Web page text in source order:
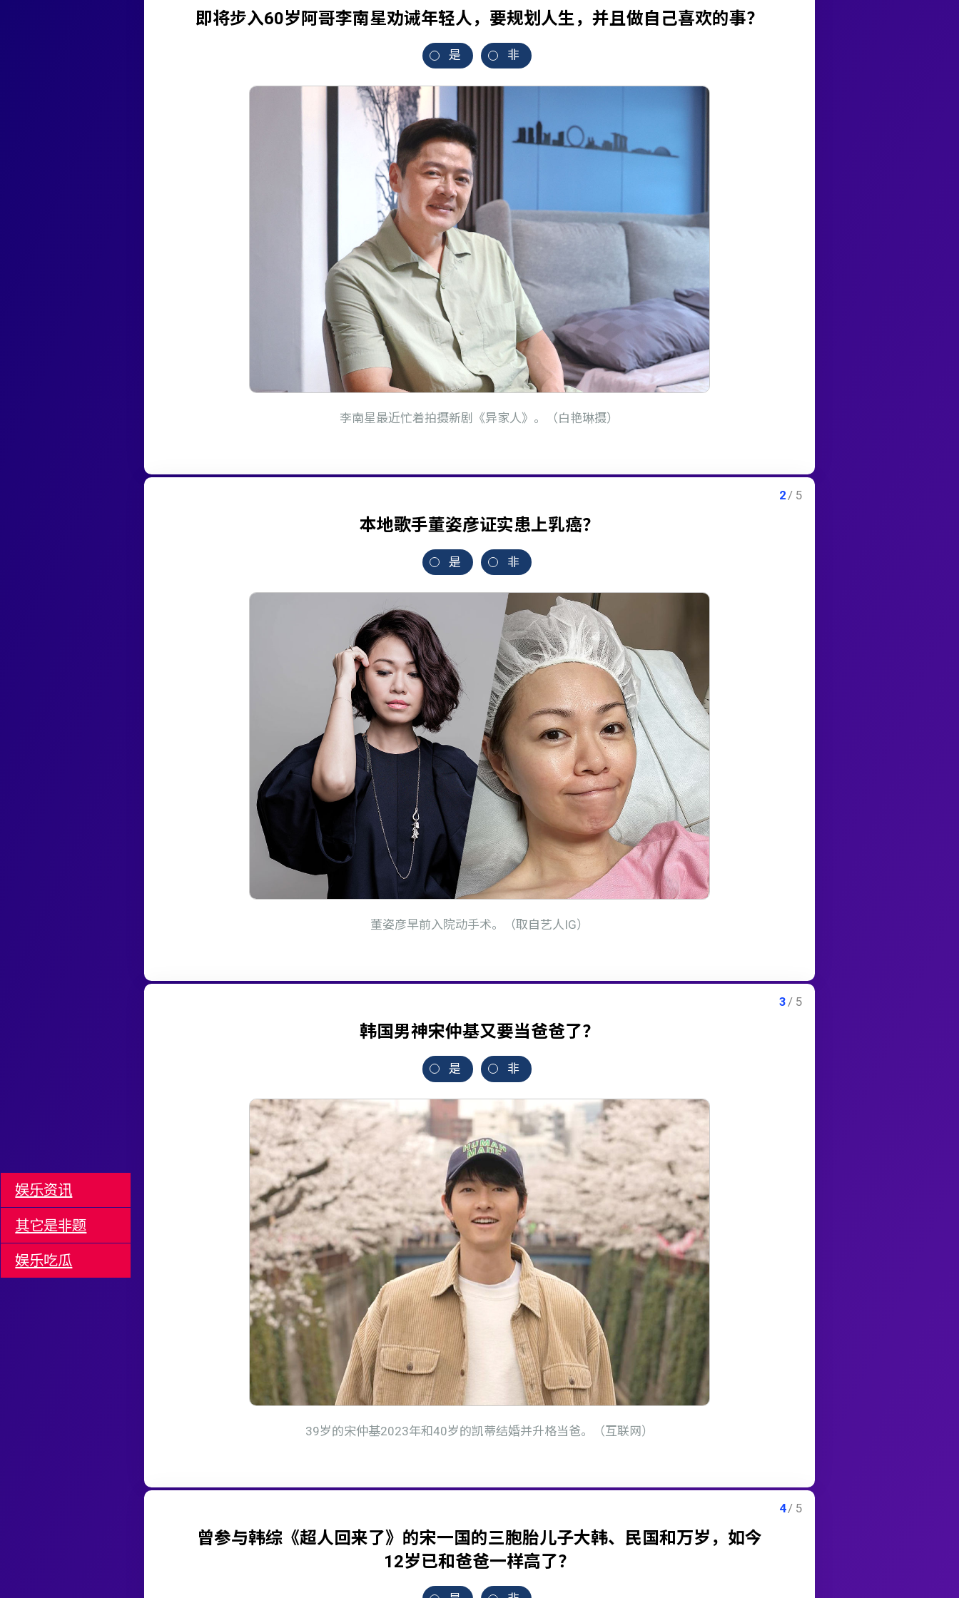
即将步入60岁阿哥李南星劝诫年轻人，要规划人生，并且做自己喜欢的事？
是 非
李南星最近忙着拍摄新剧《异家人》。（白艳琳摄）
本地歌手董姿彦证实患上乳癌？
是 非
董姿彦早前入院动手术。（取自艺人IG）
韩国男神宋仲基又要当爸爸了？
是 非
39岁的宋仲基2023年和40岁的凯蒂结婚并升格当爸。（互联网）
曾参与韩综《超人回来了》的宋一国的三胞胎儿子大韩、民国和万岁，如今
12岁已和爸爸一样高了？
娱乐资讯
其它是非题
娱乐吃瓜